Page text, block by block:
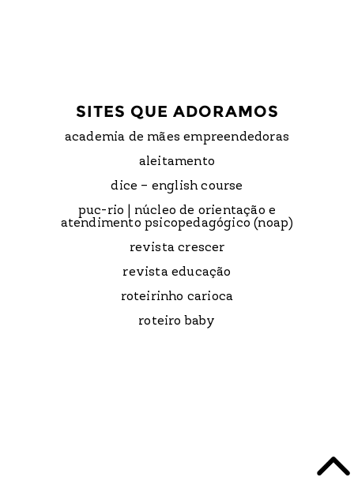
SITES QUE ADORAMOS
academia de mães empreendedoras
aleitamento
dice – english course
puc-rio | núcleo de orientação e
atendimento psicopedagógico (noap)
revista crescer
revista educação
roteirinho carioca
roteiro baby